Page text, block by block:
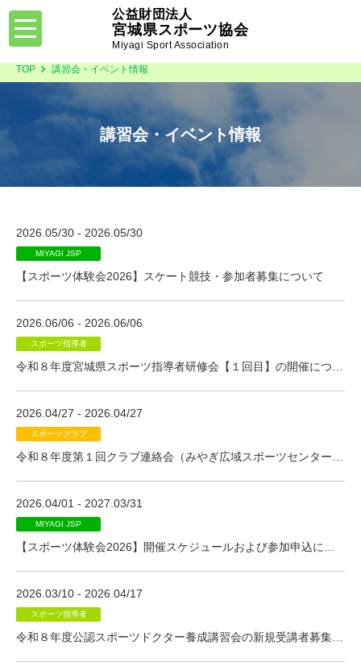
公益財団法人
宮城県スポーツ協会
Miyagi Sport Association
toggle
navigation
TOP 講習会・イベント情報
講習会・イベント情報
2026.05/30 - 2026.05/30
MIYAGI JSP
【スポーツ体験会2026】スケート競技・参加者募集について
2026.06/06 - 2026.06/06
スポーツ指導者
2026.04/27 - 2026.04/27
スポーツクラブ
2026.04/01 - 2027.03/31
MIYAGI JSP
2026.03/10 - 2026.04/17
スポーツ指導者